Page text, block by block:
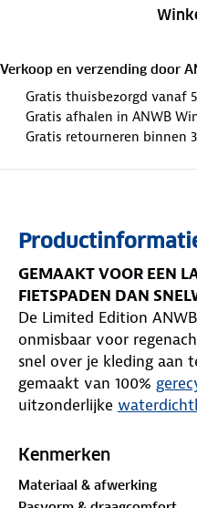
Verkoop en verzending door
Gratis thuisbezorgd vanaf
Gratis afhalen in ANWB
Gratis retourneren binnen
GEMAAKT VOOR EEN
FIETSPADEN DAN
De Limited Edition
onmisbaar voor
snel over je kleding aan
gemaakt van 100%
uitzonderlijke
tijdens hevige
blijft de binnenkant
Kenmerken
Materiaal & afwerking